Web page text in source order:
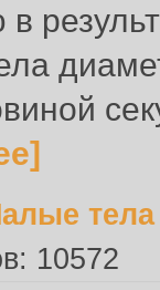
тела
10572